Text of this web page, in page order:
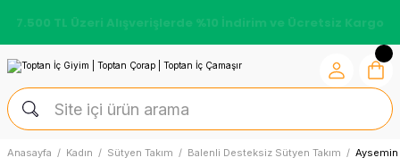
7.500 TL Üzeri Alışverişlerde %10 İndirim ve Ücretsiz Kargo
Anasayfa Kadın Sütyen Takım Balenli Desteksiz Sütyen Takım Aysemin